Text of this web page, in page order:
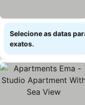
Selecione as datas
exatos.